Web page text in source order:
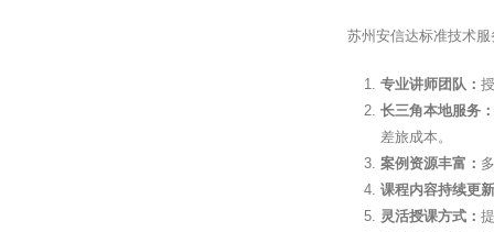
苏州安信达标准技术
专业讲师团队：
长三角本地服务：
差旅成本。
案例资源丰富：
课程内容持续更
灵活授课方式：